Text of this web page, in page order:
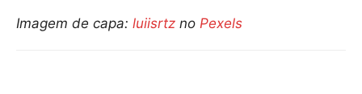
Imagem de capa: luiisrtz no Pexels